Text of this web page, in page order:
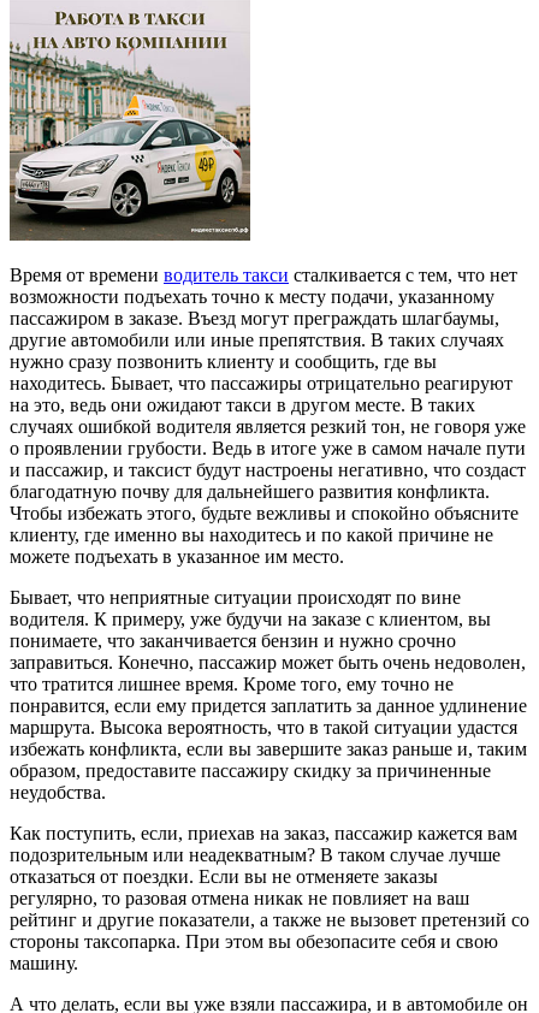
Время от времени водитель такси сталкивается с тем, что нет
возможности подъехать точно к месту подачи, указанному
пассажиром в заказе. Въезд могут преграждать шлагбаумы,
другие автомобили или иные препятствия. В таких случаях
нужно сразу позвонить клиенту и сообщить, где вы
находитесь. Бывает, что пассажиры отрицательно реагируют
на это, ведь они ожидают такси в другом месте. В таких
случаях ошибкой водителя является резкий тон, не говоря уже
о проявлении грубости. Ведь в итоге уже в самом начале пути
и пассажир, и таксист будут настроены негативно, что создаст
благодатную почву для дальнейшего развития конфликта.
Чтобы избежать этого, будьте вежливы и спокойно объясните
клиенту, где именно вы находитесь и по какой причине не
можете подъехать в указанное им место.
Бывает, что неприятные ситуации происходят по вине
водителя. К примеру, уже будучи на заказе с клиентом, вы
понимаете, что заканчивается бензин и нужно срочно
заправиться. Конечно, пассажир может быть очень недоволен,
что тратится лишнее время. Кроме того, ему точно не
понравится, если ему придется заплатить за данное удлинение
маршрута. Высока вероятность, что в такой ситуации удастся
избежать конфликта, если вы завершите заказ раньше и, таким
образом, предоставите пассажиру скидку за причиненные
неудобства.
Как поступить, если, приехав на заказ, пассажир кажется вам
подозрительным или неадекватным? В таком случае лучше
отказаться от поездки. Если вы не отменяете заказы
регулярно, то разовая отмена никак не повлияет на ваш
рейтинг и другие показатели, а также не вызовет претензий со
стороны таксопарка. При этом вы обезопасите себя и свою
машину.
А что делать, если вы уже взяли пассажира, и в автомобиле он